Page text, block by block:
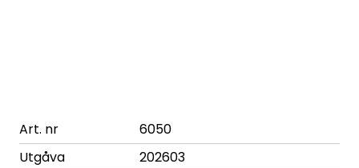
Art. nr
6050
Utgåva
202603